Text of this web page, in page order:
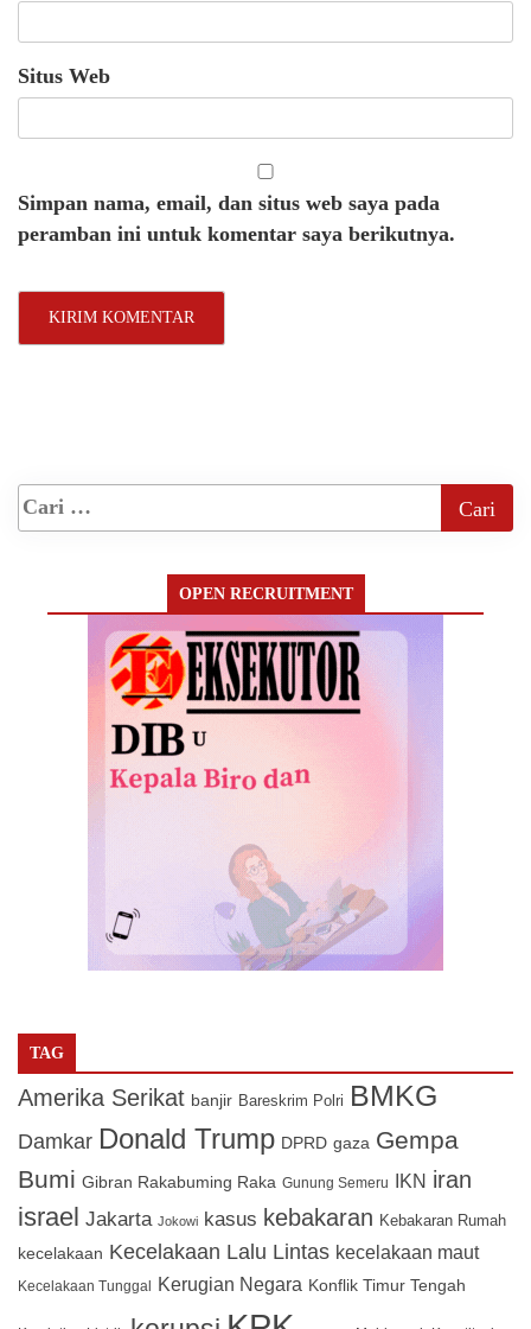
Situs Web
Simpan nama, email, dan situs web saya pada
peramban ini untuk komentar saya berikutnya.
OPEN RECRUITMENT
TAG
Amerika Serikat banjir Bareskrim Polri BMKG
Damkar Donald Trump DPRD gaza Gempa
Bumi Gibran Rakabuming Raka Gunung Semeru IKN iran
israel Jakarta Jokowi kasus kebakaran Kebakaran Rumah
kecelakaan Kecelakaan Lalu Lintas kecelakaan maut
Kecelakaan Tunggal Kerugian Negara Konflik Timur Tengah